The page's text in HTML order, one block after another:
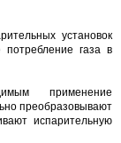
установок
газа в
применение
преобразовывают
испарительную